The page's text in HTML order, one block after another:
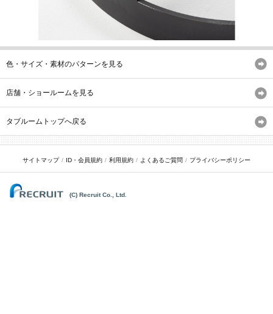
色・サイズ・素材のパターンを見る
店舗・ショールームを見る
タブルームトップへ戻る
サイトマップ ID・会員規約 利用規約 よくあるご質問 プライバシーポリシー
(C) Recruit Co., Ltd.